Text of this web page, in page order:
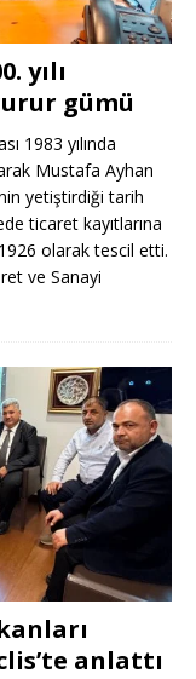
yılı
gümü
1983 yılında
Mustafa Ayhan
yetiştirdiği tarih
ticaret kayıtlarına
olarak tescil etti.
ve Sanayi
anlattı